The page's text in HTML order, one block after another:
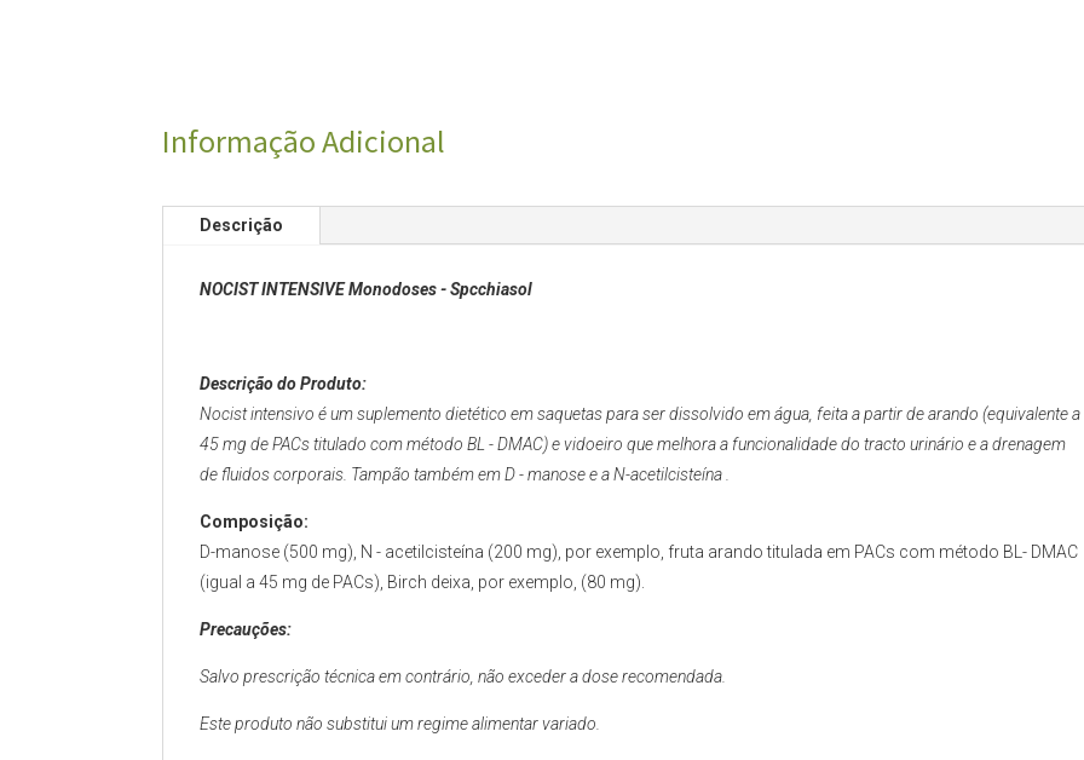
Informação Adicional
Descrição
NOCIST INTENSIVE Monodoses - Spcchiasol
Descrição do Produto:
Nocist intensivo é um suplemento dietético em saquetas para ser dissolvido em água, feita a partir de arando (equivalente a
45 mg de PACs titulado com método BL - DMAC) e vidoeiro que melhora a funcionalidade do tracto urinário e a drenagem
de fluidos corporais. Tampão também em D - manose e a N-acetilcisteína .
Composição:
D-manose (500 mg), N - acetilcisteína (200 mg), por exemplo, fruta arando titulada em PACs com método BL- DMAC
(igual a 45 mg de PACs), Birch deixa, por exemplo, (80 mg).
Precauções:
Salvo prescrição técnica em contrário, não exceder a dose recomendada.
Este produto não substitui um regime alimentar variado.